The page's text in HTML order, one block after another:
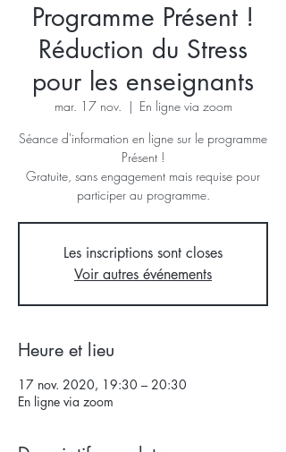
Programme Présent !
Réduction du Stress
pour les enseignants
mar. 17 nov.
  |
En ligne via zoom
Séance d'information en ligne sur le programme
Présent !
Gratuite, sans engagement mais requise pour
participer au programme.
Les inscriptions sont closes
Voir autres événements
Heure et lieu
17 nov. 2020, 19:30 – 20:30
En ligne via zoom